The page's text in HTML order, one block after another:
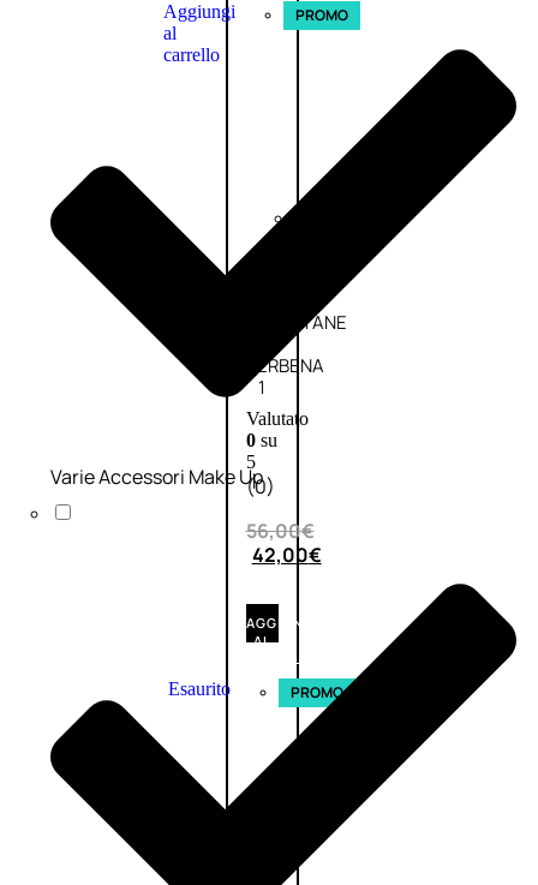
Aggiungi
al
carrello
PROMO
L’OCCITANE
VERBENA
1
Valutato
0su
5
(0)
56,00€
42,00€
AGGIUNGI
AL
CARRELLO
Esaurito PROMO
Varie Accessori Make Up